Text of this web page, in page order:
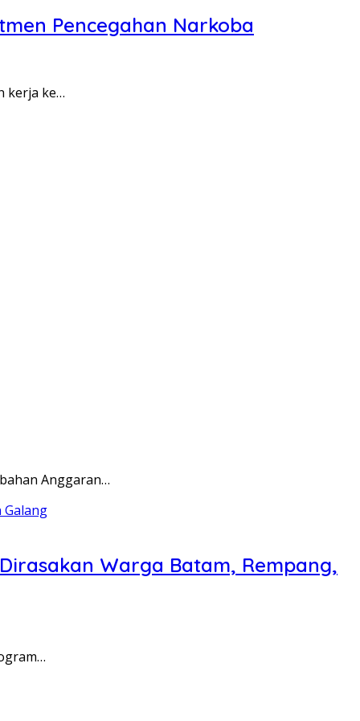
Pencegahan Narkoba
kerja ke…
Anggaran…
Warga Batam, Rempang,